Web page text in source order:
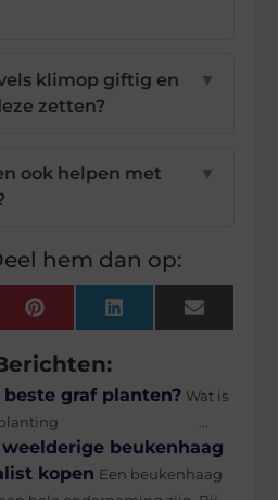
klimop giftig en
zetten?
▼
ook helpen met
▼
hem dan op:
PinterestLinkedInEmail
graf planten? Wat is
...
beukenhaag
kopen Een beukenhaag